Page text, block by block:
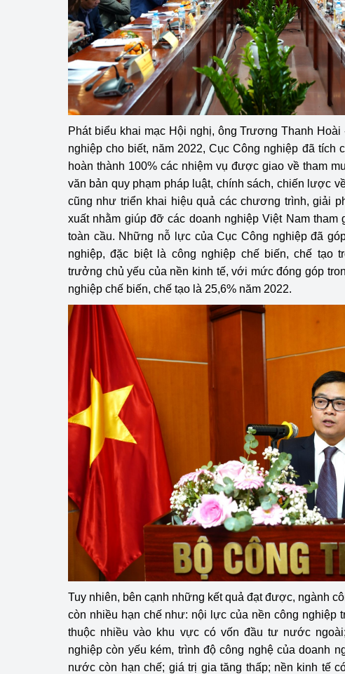
động
Bộ
Tổ
động
làm
Cơ
LPG
Tổ
lao
Văn hóa ngành Công
Tái cơ cấu ngành Công
Quản lý thị trường
Sử dụng năng lượng tiết
hiệu quả
Hiệu
Khoa học, công nghệ và
tạo
Thông báo
Bảo vệ môi trường
Đọc
Bảo vệ nền tảng tư tưởng
Doanh nghiệp - Người dân
Xúc tiến thương mại Khu
Khu
Khu
Thị trường nước ngoàiHiệp
Thị
Thị
Thị trường trong nước
Ngành Công Thương đưa
Đại hội XIV của Đảng vào
Phát triển công nghiệp
Chính
Sản
Phát triển năng lượng
Phát biểu khai mạc Hội nghị, ông Trương Thanh
nghiệp cho biết, năm 2022, Cục Công nghiệp đã tích
hoàn thành 100% các nhiệm vụ được giao về tham
văn bản quy phạm pháp luật, chính sách, chiến lược
cũng như triển khai hiệu quả các chương trình, giải
xuất nhằm giúp đỡ các doanh nghiệp Việt Nam tham
toàn cầu. Những nỗ lực của Cục Công nghiệp đã
nghiệp, đặc biệt là công nghiệp chế biến, chế tạo
trưởng chủ yếu của nền kinh tế, với mức đóng góp
nghiệp chế biến, chế tạo là 25,6% năm 2022.
Tuy nhiên, bên cạnh những kết quả đạt được, ngành
còn nhiều hạn chế như: nội lực của nền công nghiệp
thuộc nhiều vào khu vực có vốn đầu tư nước
nghiệp còn yếu kém, trình độ công nghệ của doanh
nước còn hạn chế; giá trị gia tăng thấp; nền kinh tế